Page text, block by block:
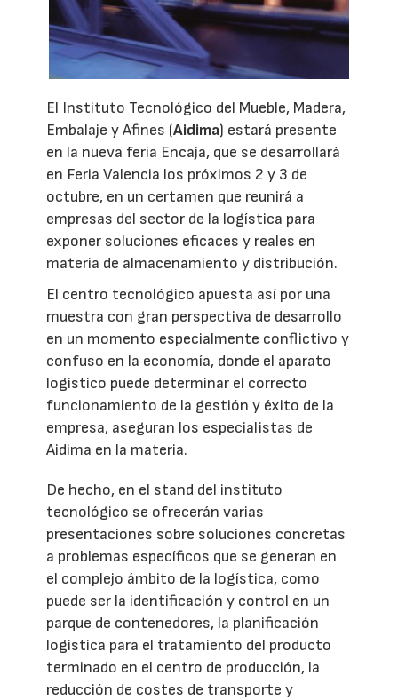
El Instituto Tecnológico del Mueble, Madera,
Embalaje y Afines (Aidima) estará presente
en la nueva feria Encaja, que se desarrollará
en Feria Valencia los próximos 2 y 3 de
octubre, en un certamen que reunirá a
empresas del sector de la logística para
exponer soluciones eficaces y reales en
materia de almacenamiento y distribución.
El centro tecnológico apuesta así por una
muestra con gran perspectiva de desarrollo
en un momento especialmente conflictivo y
confuso en la economía, donde el aparato
logístico puede determinar el correcto
funcionamiento de la gestión y éxito de la
empresa, aseguran los especialistas de
Aidima en la materia.
De hecho, en el stand del instituto
tecnológico se ofrecerán varias
presentaciones sobre soluciones concretas
a problemas específicos que se generan en
el complejo ámbito de la logística, como
puede ser la identificación y control en un
parque de contenedores, la planificación
logística para el tratamiento del producto
terminado en el centro de producción, la
reducción de costes de transporte y